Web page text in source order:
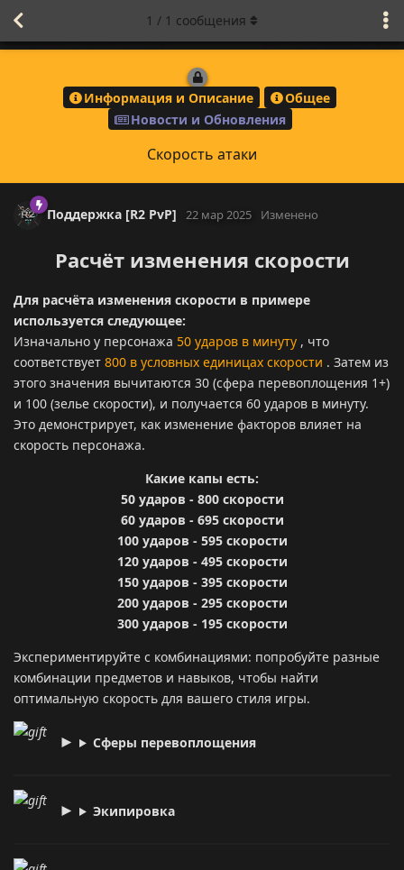
Информация и Описание
Общее
Новости и Обновления
Скорость атаки
1 / 1 сообщения
Поддержка [R2 PvP] 22 мар 2025 Изменено
Расчёт изменения скорости
Для расчёта изменения скорости в примере
используется следующее:
Изначально у персонажа 50 ударов в минуту , что
соответствует 800 в условных единицах скорости . Затем из
этого значения вычитаются 30 (сфера перевоплощения 1+)
и 100 (зелье скорости), и получается 60 ударов в минуту.
Это демонстрирует, как изменение факторов влияет на
скорость персонажа.
Какие капы есть:
50 ударов - 800 скорости
60 ударов - 695 скорости
100 ударов - 595 скорости
120 ударов - 495 скорости
150 ударов - 395 скорости
200 ударов - 295 скорости
300 ударов - 195 скорости
Экспериментируйте с комбинациями: попробуйте разные
комбинации предметов и навыков, чтобы найти
оптимальную скорость для вашего стиля игры.
Сферы перевоплощения
Экипировка